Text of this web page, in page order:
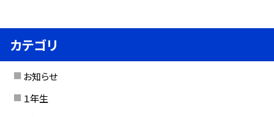
カテゴリ
お知らせ
１年生